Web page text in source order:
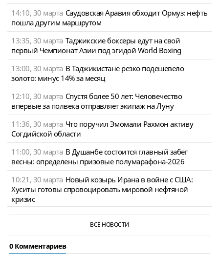
14:10, 30 марта Саудовская Аравия обходит Ормуз: нефть
пошла другим маршрутом
13:35, 30 марта Таджикские боксеры едут на свой
первый Чемпионат Азии под эгидой World Boxing
13:00, 30 марта В Таджикистане резко подешевело
золото: минус 14% за месяц
12:10, 30 марта Спустя более 50 лет: Человечество
впервые за полвека отправляет экипаж на Луну
11:36, 30 марта Что поручил Эмомали Рахмон активу
Согдийской области
11:00, 30 марта В Душанбе состоится главный забег
весны: определены призовые полумарафона-2026
10:21, 30 марта Новый козырь Ирана в войне с США:
Хуситы готовы спровоцировать мировой нефтяной
кризис
ВСЕ НОВОСТИ
0 Комментариев